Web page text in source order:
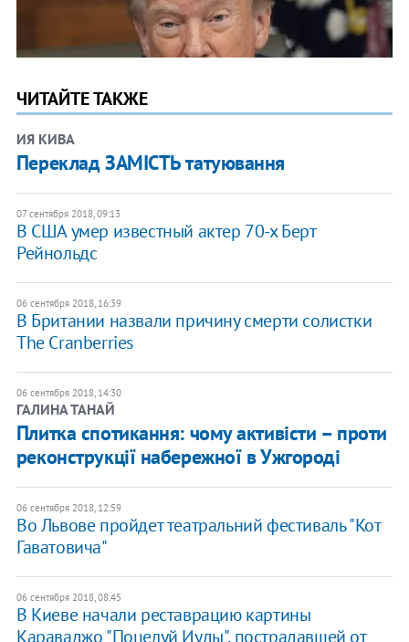
ЧИТАЙТЕ ТАКЖЕ
ИЯ КИВА
Переклад ЗАМІСТЬ татуювання
07 сентября 2018, 09:13
В США умер известный актер 70-х Берт
Рейнольдс
06 сентября 2018, 16:39
В Британии назвали причину смерти солистки
The Cranberries
06 сентября 2018, 14:30
ГАЛИНА ТАНАЙ
Плитка спотикання: чому активісти – проти
реконструкції набережної в Ужгороді
06 сентября 2018, 12:59
Во Львове пройдет театральний фестиваль "Кот
Гаватовича"
06 сентября 2018, 08:45
В Киеве начали реставрацию картины
Караваджо "Поцелуй Иуды", пострадавшей от